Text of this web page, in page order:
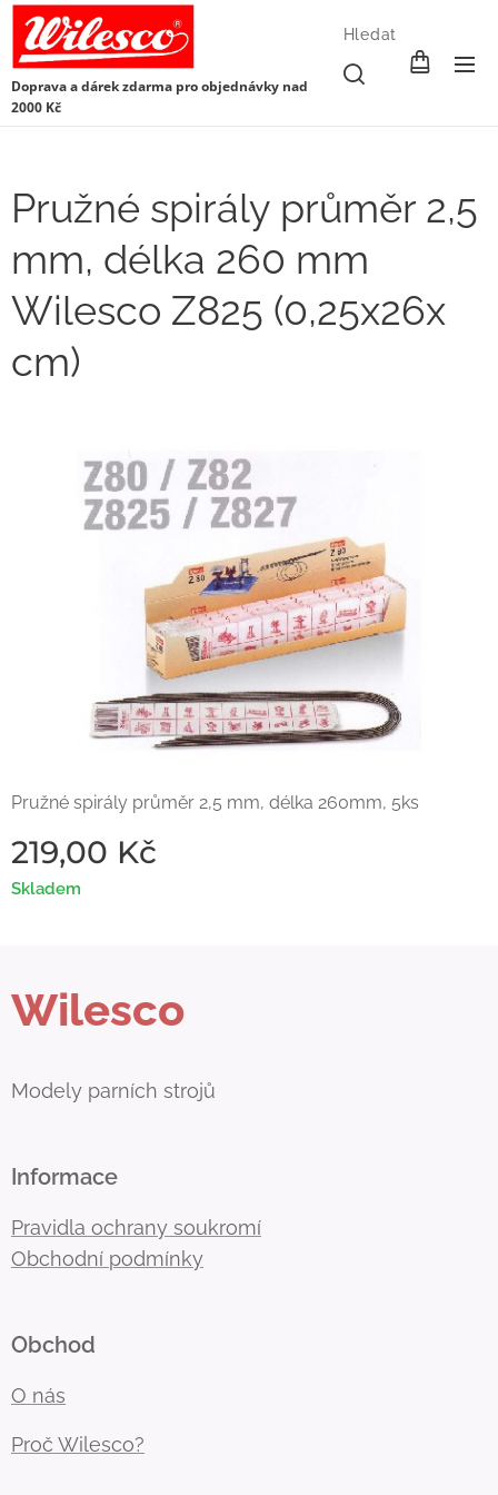
Doprava a dárek zdarma pro objednávky nad
2000 Kč
Hledat
Pružné spirály průměr 2,5
mm, délka 260 mm
Wilesco Z825 (0,25x26x
cm)
Pružné spirály průměr 2,5 mm, délka 260mm, 5ks
219,00 Kč
Skladem
Wilesco
Modely parních strojů
Informace
Pravidla ochrany soukromí
Obchodní podmínky
Obchod
O nás
Proč Wilesco?